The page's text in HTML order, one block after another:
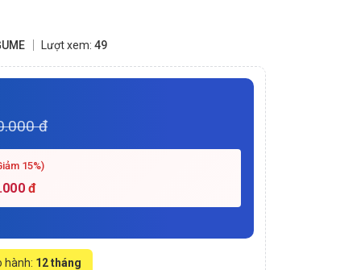
Lượt xem: 49
đ
15%)
đ
hành: 12 tháng